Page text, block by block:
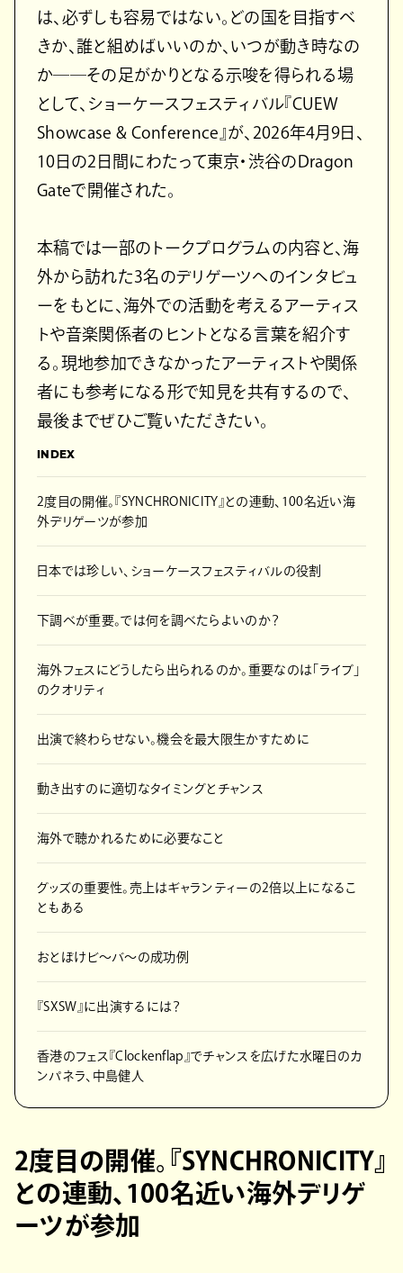
は、必ずしも容易ではない。どの国を目指すべ
きか、誰と組めばいいのか、いつが動き時なの
か──その足がかりとなる示唆を得られる場
として、ショーケースフェスティバル『CUEW
Showcase & Conference』が、2026年4月9日、
10日の2日間にわたって東京・渋谷のDragon
Gateで開催された。
本稿では一部のトークプログラムの内容と、海
外から訪れた3名のデリゲーツへのインタビュ
ーをもとに、海外での活動を考えるアーティス
トや音楽関係者のヒントとなる言葉を紹介す
る。現地参加できなかったアーティストや関係
者にも参考になる形で知見を共有するので、
最後までぜひご覧いただきたい。
INDEX
2度目の開催。『SYNCHRONICITY』との連動、100名近い海
外デリゲーツが参加
日本では珍しい、ショーケースフェスティバルの役割
下調べが重要。では何を調べたらよいのか？
海外フェスにどうしたら出られるのか。重要なのは「ライブ」
のクオリティ
出演で終わらせない。機会を最大限生かすために
動き出すのに適切なタイミングとチャンス
海外で聴かれるために必要なこと
グッズの重要性。売上はギャランティーの2倍以上になるこ
ともある
おとぼけビ〜バ〜の成功例
『SXSW』に出演するには？
香港のフェス『Clockenflap』でチャンスを広げた水曜日のカ
ンパネラ、中島健人
2度目の開催。『SYNCHRONICITY』
との連動、100名近い海外デリゲ
ーツが参加